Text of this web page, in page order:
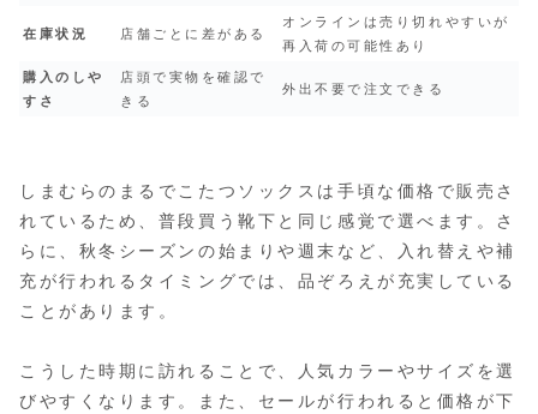
在庫状況 店舗ごとに差がある
オンラインは売り切れやすいが
再入荷の可能性あり
購入のしや
すさ
店頭で実物を確認で
きる
外出不要で注文できる
しまむらのまるでこたつソックスは手頃な価格で販売さ
れているため、普段買う靴下と同じ感覚で選べます。さ
らに、秋冬シーズンの始まりや週末など、入れ替えや補
充が行われるタイミングでは、品ぞろえが充実している
ことがあります。
こうした時期に訪れることで、人気カラーやサイズを選
びやすくなります。また、セールが行われると価格が下